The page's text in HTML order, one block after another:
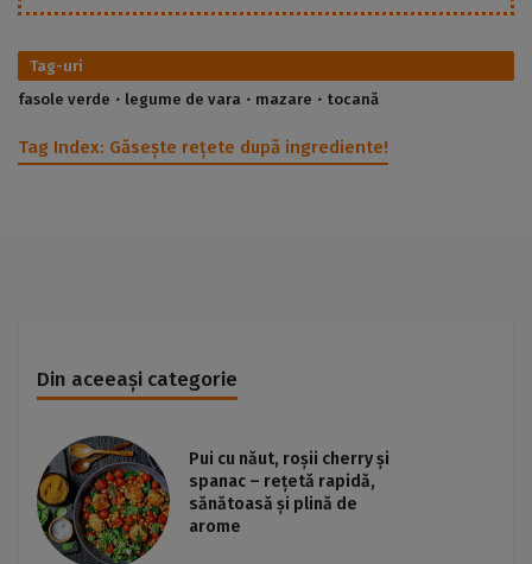
Tag-uri
fasole verde
legume de vara mazare tocană
Tag Index: Găsește rețete după ingrediente!
Din aceeași categorie
Pui cu năut, roșii cherry și
spanac – rețetă rapidă,
sănătoasă și plină de
arome